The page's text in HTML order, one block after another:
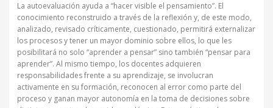
La autoevaluación ayuda a “hacer visible el pensamiento”. El
conocimiento reconstruido a través de la reflexión y, de este modo,
analizado, revisado críticamente, cuestionado, permitirá externalizar
los procesos y tener un mayor dominio sobre ellos, lo que les
posibilitará no solo “aprender a pensar” sino también “pensar para
aprender”. Al mismo tiempo, los docentes adquieren
responsabilidades frente a su aprendizaje, se involucran
activamente en su formación, reconocen al error como parte del
proceso y ganan mayor autonomía en la toma de decisiones sobre